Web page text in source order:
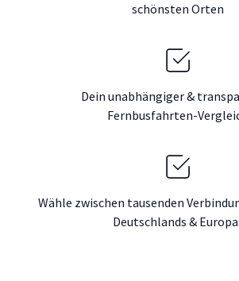
schönsten Orten
Dein unabhängiger &
Fernbusfahrten-
Wähle zwischen tausenden
Deutschlands &